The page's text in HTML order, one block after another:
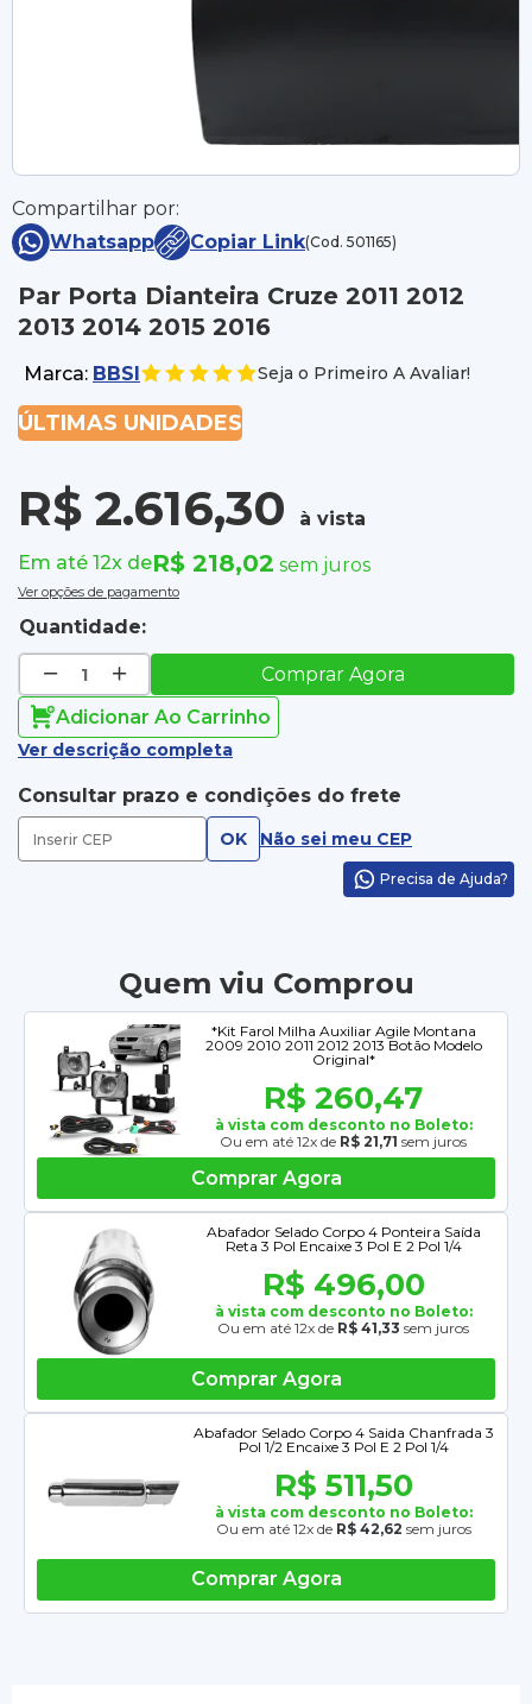
Compartilhar por:
Whatsapp
Copiar Link(Cod. 501165)
Par Porta Dianteira Cruze 2011 2012
2013 2014 2015 2016
Marca: BBSI Seja o Primeiro A Avaliar!
ÚLTIMAS UNIDADES
R$ 2.616,30
à vista
Em até 12x deR$ 218,02 sem juros
Ver opções de pagamento
Quantidade:
Comprar Agora
Adicionar Ao Carrinho
Ver descrição completa
Consultar prazo e condições do frete
OK Não sei meu CEP
Precisa de Ajuda?
Quem viu Comprou
*Kit Farol Milha Auxiliar Agile Montana
2009 2010 2011 2012 2013 Botão Modelo
Original*
R$ 260,47
à vista com desconto no Boleto:
Ou em até 12x de R$ 21,71 sem juros
Comprar Agora
Abafador Selado Corpo 4 Ponteira Saída
Reta 3 Pol Encaixe 3 Pol E 2 Pol 1/4
R$ 496,00
à vista com desconto no Boleto:
Ou em até 12x de R$ 41,33 sem juros
Comprar Agora
Abafador Selado Corpo 4 Saida Chanfrada 3
Pol 1/2 Encaixe 3 Pol E 2 Pol 1/4
R$ 511,50
à vista com desconto no Boleto:
Ou em até 12x de R$ 42,62 sem juros
Comprar Agora